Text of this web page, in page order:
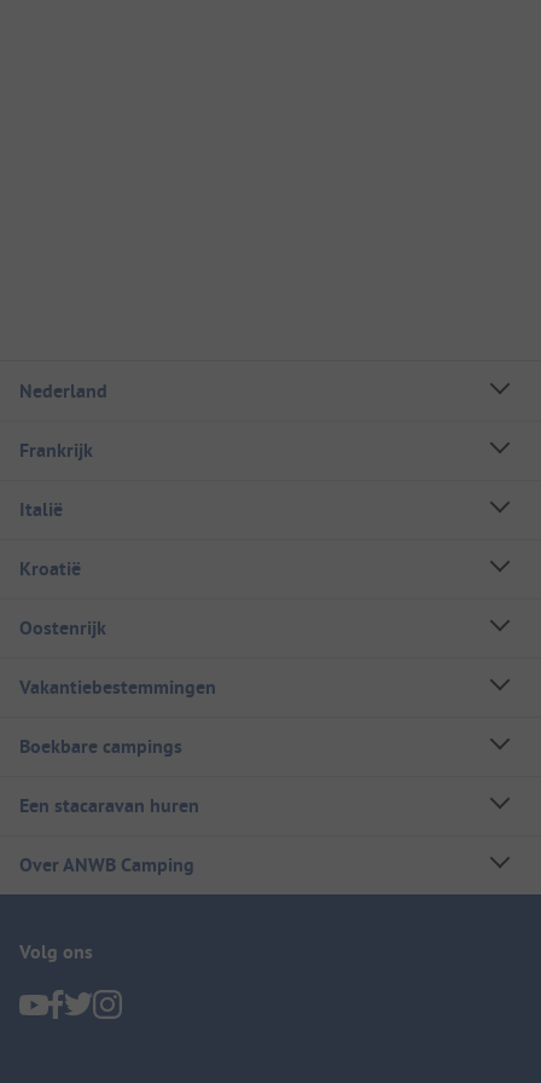
Nederland
Frankrijk
Italië
Kroatië
Oostenrijk
Vakantiebestemmingen
Boekbare campings
Een stacaravan huren
Over ANWB Camping
Volg ons